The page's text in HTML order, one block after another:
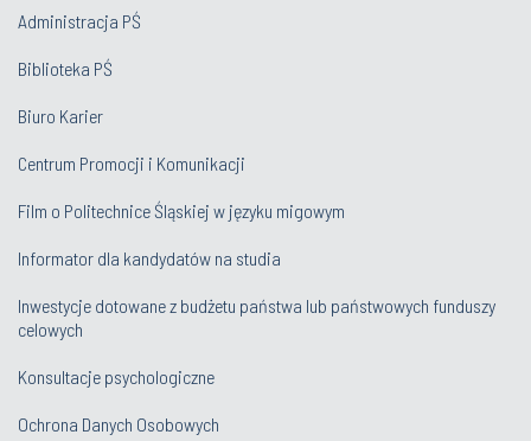
Administracja PŚ
Biblioteka PŚ
Biuro Karier
Centrum Promocji i Komunikacji
Film o Politechnice Śląskiej w języku migowym
Informator dla kandydatów na studia
Inwestycje dotowane z budżetu państwa lub państwowych funduszy
celowych
Konsultacje psychologiczne
Ochrona Danych Osobowych